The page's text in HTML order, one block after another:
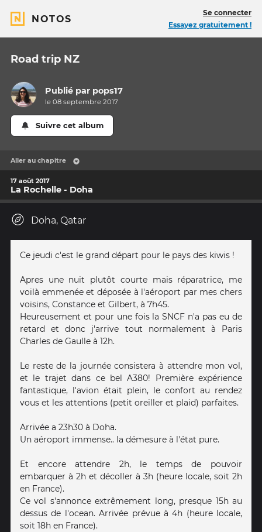
NOTOS
Se connecter
Essayez gratuitement !
Road trip NZ
Publié par pops17
le 08 septembre 2017
Suivre cet album
Aller au chapitre
17 août 2017
La Rochelle - Doha
Doha, Qatar
Ce jeudi c'est le grand départ pour le pays des kiwis !
Apres une nuit plutôt courte mais réparatrice, me
voilà emmenée et déposée à l'aéroport par mes chers
voisins, Constance et Gilbert, à 7h45.
Heureusement et pour une fois la SNCF n'a pas eu de
retard et donc j'arrive tout normalement à Paris
Charles de Gaulle à 12h.
Le reste de la journée consistera à attendre mon vol,
et le trajet dans ce bel A380! Première expérience
fantastique, l'avion était plein, le confort au rendez
vous et les attentions (petit oreiller et plaid) parfaites.
Arrivée a 23h30 à Doha.
Un aéroport immense.. la démesure à l'état pure.
Et encore attendre 2h, le temps de pouvoir
embarquer à 2h et décoller à 3h (heure locale, soit 2h
en France).
Ce vol s'annonce extrêmement long, presque 15h au
dessus de l'ocean. Arrivée prévue à 4h (heure locale,
soit 18h en France).